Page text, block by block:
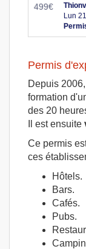
499€
Lun
Permis
Depuis
formation
des 20
Il est ensuite
Ce permis
ces
Hôtels.
Bars.
Cafés.
Pubs.